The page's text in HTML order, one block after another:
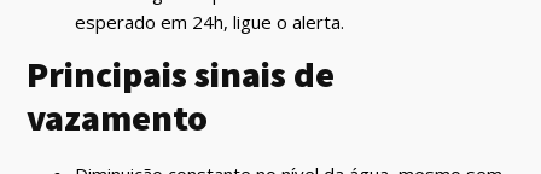
esperado em 24h, ligue o alerta.
Principais sinais de
vazamento